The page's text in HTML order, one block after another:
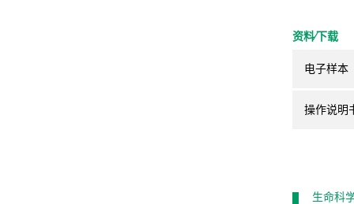
资料⁄下载
电子样本
操作说明
生命科